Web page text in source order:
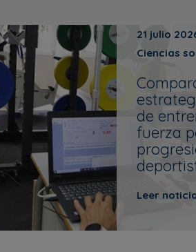
21 julio
Ciencias
de
fuerza
Leer